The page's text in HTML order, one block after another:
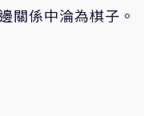
關係中淪為棋子。